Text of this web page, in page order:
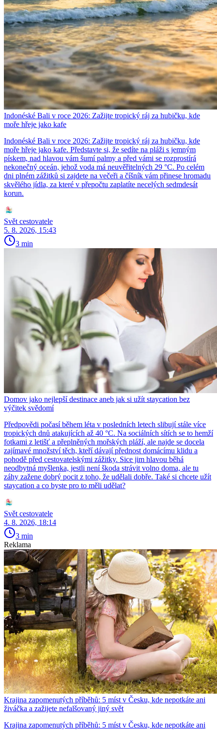
Indonéské Bali v roce 2026: Zažijte tropický ráj za hubičku, kde
moře hřeje jako kafe
Indonéské Bali v roce 2026: Zažijte tropický ráj za hubičku, kde
moře hřeje jako kafe. Představte si, že sedíte na pláži s jemným
pískem, nad hlavou vám šumí palmy a před vámi se rozprostírá
nekonečný oceán, jehož voda má neuvěřitelných 29 °C. Po celém
dni plném zážitků si zajdete na večeři a číšník vám přinese hromadu
skvělého jídla, za které v přepočtu zaplatíte necelých sedmdesát
korun.
Svět cestovatele
5. 8. 2026, 15:43
3 min
Domov jako nejlepší destinace aneb jak si užít staycation bez
výčitek svědomí
Předpovědi počasí během léta v posledních letech slibují stále více
tropických dnů atakujících až 40 °C. Na sociálních sítích se to hemží
fotkami z letišť a přeplněných mořských pláží, ale najde se docela
zajímavé množství těch, kteří dávají přednost domácímu klidu a
pohodě před cestovatelskými zážitky. Sice jim hlavou běhá
neodbytná myšlenka, jestli není škoda strávit volno doma, ale tu
záhy zažene dobrý pocit z toho, že udělali dobře. Také si chcete užít
staycation a co byste pro to měli udělat?
Svět cestovatele
4. 8. 2026, 18:14
3 min
Reklama
Krajina zapomenutých příběhů: 5 míst v Česku, kde nepotkáte ani
živáčka a zažijete nefalšovaný jiný svět
Krajina zapomenutých příběhů: 5 míst v Česku, kde nepotkáte ani